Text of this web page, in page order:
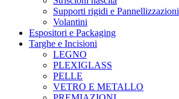
Supporti rigidi e Pannellizzazioni
Volantini
Espositori e Packaging
Targhe e Incisioni
LEGNO
PLEXIGLASS
PELLE
VETRO E METALLO